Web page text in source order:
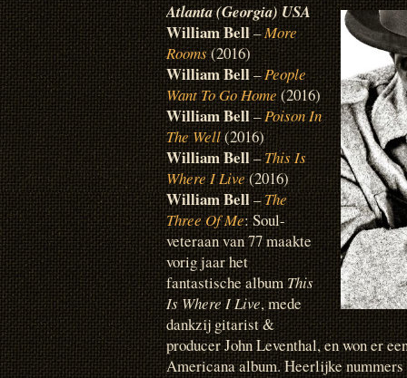
Atlanta (Georgia) USA
William Bell–More
Rooms(2016)
William Bell–People
Want To Go Home(2016)
William Bell–Poison In
The Well(2016)
William Bell–This Is
Where I Live(2016)
William Bell–The
Three Of Me: Soul-
veteraan van 77 maakte
vorig jaar het
fantastische albumThis
Is Where I Live, mede
dankzij gitarist &
producer John Leventhal, en won er
Americana album. Heerlijke nummers